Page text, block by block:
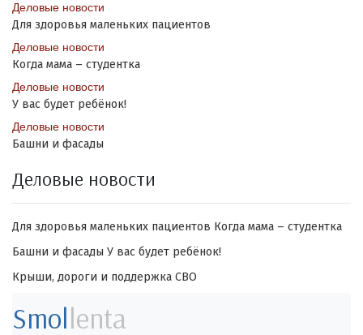
Деловые новости
Для здоровья маленьких пациентов
Деловые новости
Когда мама – студентка
Деловые новости
У вас будет ребёнок!
Деловые новости
Башни и фасады
Деловые новости
Для здоровья маленьких пациентов Когда мама – студентка
Башни и фасады У вас будет ребёнок!
Крыши, дороги и поддержка СВО
Smollenta